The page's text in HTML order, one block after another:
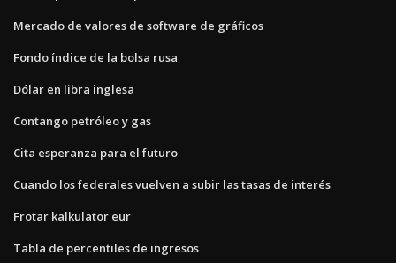
Mercado de valores de software de gráficos
Fondo índice de la bolsa rusa
Dólar en libra inglesa
Contango petróleo y gas
Cita esperanza para el futuro
Cuando los federales vuelven a subir las tasas de interés
Frotar kalkulator eur
Tabla de percentiles de ingresos